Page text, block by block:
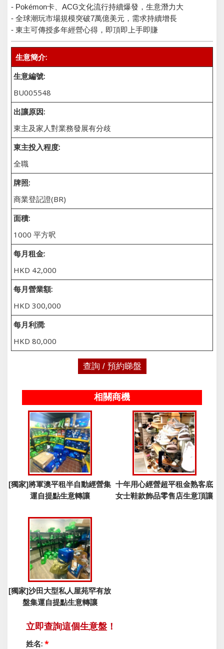
- Pokémon卡、ACG文化流行持續爆發，生意潛力大
- 全球潮玩市場規模突破7萬億美元，需求持續增長
- 東主可傳授多年經營心得，即頂即上手即賺
生意簡介:
生意編號:
BU005548
出讓原因:
東主及家人對業務發展有分歧
東主投入程度:
全職
牌照:
商業登記證(BR)
面積:
1000 平方呎
每月租金:
HKD 42,000
每月營業額:
HKD 300,000
每月利潤:
HKD 80,000
查詢 / 預約睇盤
相關商機
[獨家]將軍澳平租半自動經營集
運自提點生意轉讓
十年用心經營超平租金熟客底
女士鞋款飾品零售店生意頂讓
[獨家]沙田大型私人屋苑罕有放
盤集運自提點生意轉讓
立即查詢這個生意盤！
姓名: *